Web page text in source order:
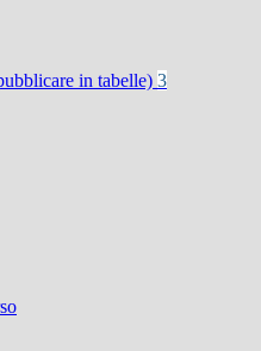
in tabelle) 3